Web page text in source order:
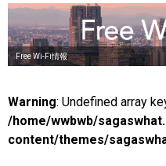
Free Wi-Fi情報
Warning: Undefined array
/home/wwbwb/
content/themes/